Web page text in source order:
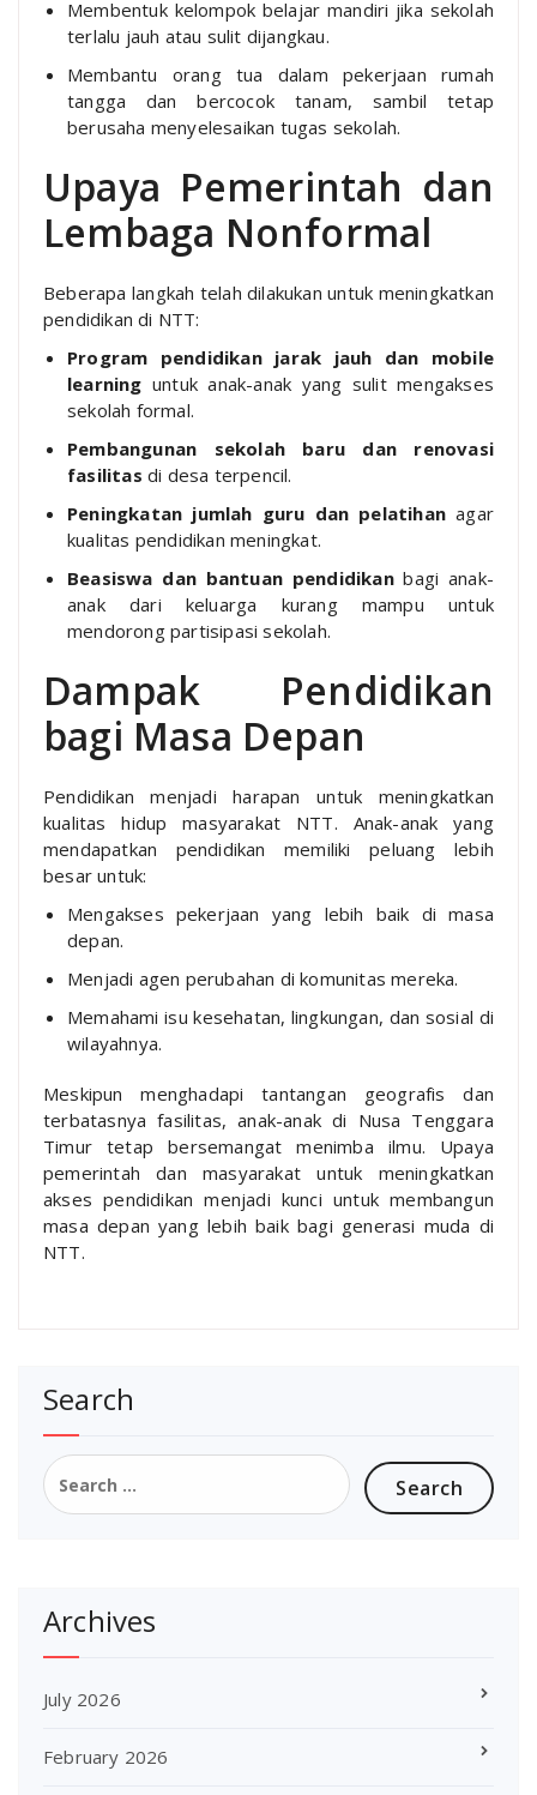
Membentuk kelompok belajar mandiri jika sekolah
terlalu jauh atau sulit dijangkau.
Membantu orang tua dalam pekerjaan rumah
tangga dan bercocok tanam, sambil tetap
berusaha menyelesaikan tugas sekolah.
Upaya Pemerintah dan
Lembaga Nonformal
Beberapa langkah telah dilakukan untuk meningkatkan
pendidikan di NTT:
Program pendidikan jarak jauh dan mobile
learning untuk anak-anak yang sulit mengakses
sekolah formal.
Pembangunan sekolah baru dan renovasi
fasilitas di desa terpencil.
Peningkatan jumlah guru dan pelatihan agar
kualitas pendidikan meningkat.
Beasiswa dan bantuan pendidikanbagi anak-
anak dari keluarga kurang mampu untuk
mendorong partisipasi sekolah.
Dampak Pendidikan
bagi Masa Depan
Pendidikan menjadi harapan untuk meningkatkan
kualitas hidup masyarakat NTT. Anak-anak yang
mendapatkan pendidikan memiliki peluang lebih
besar untuk:
Mengakses pekerjaan yang lebih baik di masa
depan.
Menjadi agen perubahan di komunitas mereka.
Memahami isu kesehatan, lingkungan, dan sosial di
wilayahnya.
Meskipun menghadapi tantangan geografis dan
terbatasnya fasilitas, anak-anak di Nusa Tenggara
Timur tetap bersemangat menimba ilmu. Upaya
pemerintah dan masyarakat untuk meningkatkan
akses pendidikan menjadi kunci untuk membangun
masa depan yang lebih baik bagi generasi muda di
NTT.
Search
Search
for:
Archives
July 2026
February 2026